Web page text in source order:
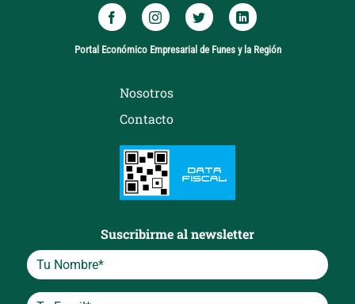
Portal Económico Empresarial de Funes y la Región
Nosotros
Contacto
Suscribirme al newsletter